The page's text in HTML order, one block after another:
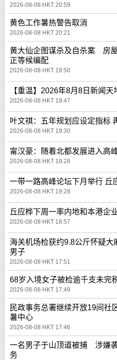
2026-08-08 HKT 20:59
黄色工作暑热警告取消
2026-08-08 HKT 20:21
黄大仙企图谋杀及自杀案 房
正等候编配
2026-08-08 HKT 19:50
【重温】2026年8月8日新闻天
2026-08-08 HKT 19:47
叶文祺：五年规划应设定指标
2026-08-08 HKT 19:30
甯汉豪：随着北都发展进入高
2026-08-08 HKT 19:28
一带一路高峰论坛下月举行 丘
2026-08-08 HKT 19:28
丘应桦下周一率内地和本港企
2026-08-08 HKT 18:57
海关机场检获约9.8公斤怀疑
男子
2026-08-08 HKT 17:51
68岁入境女子被检逾千支未
2026-08-08 HKT 17:49
民政事务总署继续开放19间社
暑中心
2026-08-08 HKT 17:46
一名男子于山顶道被捕 涉嫌
务